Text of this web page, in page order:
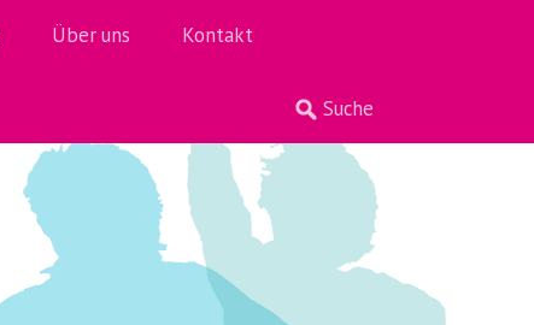
Über uns Kontakt